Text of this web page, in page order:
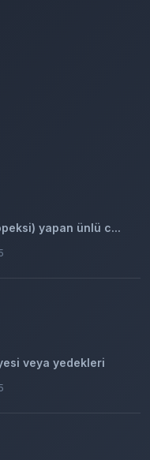
yapan ünlü c...
veya yedekleri